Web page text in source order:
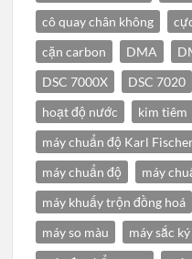
cô quay chân không
cặn carbon
DMA
DSC 7000X
DSC 7020
hoạt độ nước
kim tiêm
máy chuẩn độ Karl Fischer
máy chuẩn độ
máy
máy khuấy trộn đồng hoá
máy so màu
máy sắc